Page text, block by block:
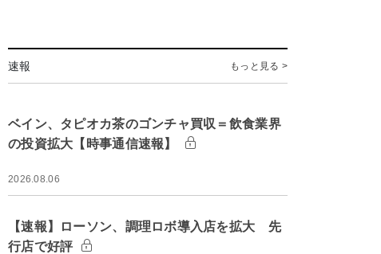
速報 もっと見る >
ベイン、タピオカ茶のゴンチャ買収＝飲食業界
の投資拡大【時事通信速報】
2026.08.06
【速報】ローソン、調理ロボ導入店を拡大 先
行店で好評